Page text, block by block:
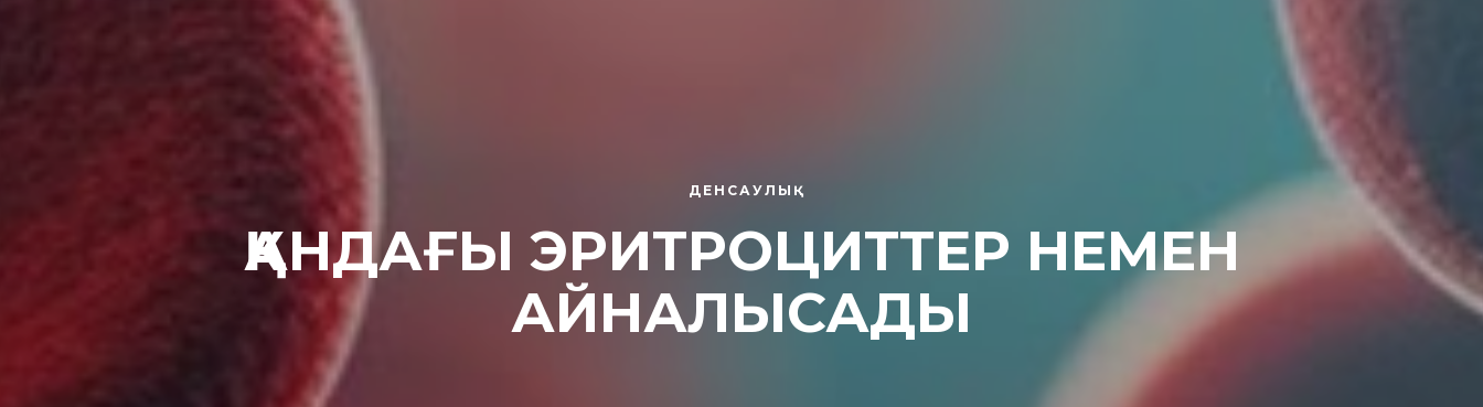
ДЕНСАУЛЫҚ
ҚАНДАҒЫ ЭРИТРОЦИТТЕР НЕМЕН
АЙНАЛЫСАДЫ